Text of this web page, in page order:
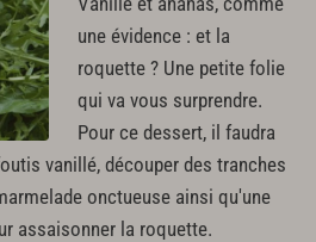
une évidence : et la
roquette ? Une petite folie
qui va vous surprendre.
Pour ce dessert, il faudra
vanillé, découper des tranches
onctueuse ainsi qu'une
assaisonner la roquette.